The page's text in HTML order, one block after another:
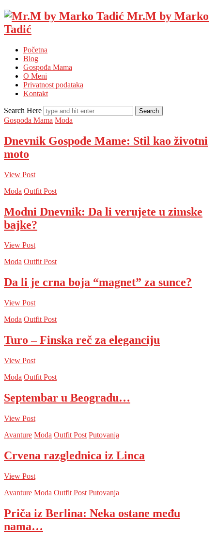
Mr.M by Marko
Tadić
Početna
Blog
Gospođa Mama
O Meni
Privatnost podataka
Kontakt
Search Here
Gospođa Mama Moda
Dnevnik Gospođe Mame: Stil kao životni
moto
View Post
Moda Outfit Post
Modni Dnevnik: Da li verujete u zimske
bajke?
View Post
Moda Outfit Post
Da li je crna boja “magnet” za sunce?
View Post
Moda Outfit Post
Turo – Finska reč za eleganciju
View Post
Moda Outfit Post
Septembar u Beogradu…
View Post
Avanture Moda Outfit Post Putovanja
Crvena razglednica iz Linca
View Post
Avanture Moda Outfit Post Putovanja
Priča iz Berlina: Neka ostane među
nama…